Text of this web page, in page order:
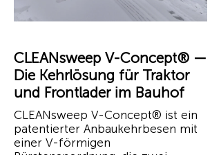
CLEANsweep V-Concept® —
Die Kehrlösung für Traktor
und Frontlader im Bauhof
CLEANsweep V-Concept® ist ein
patentierter Anbaukehrbesen mit
einer V-förmigen